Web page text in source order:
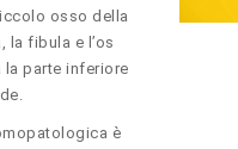
osso della
la fibula e l’os
la parte inferiore
è